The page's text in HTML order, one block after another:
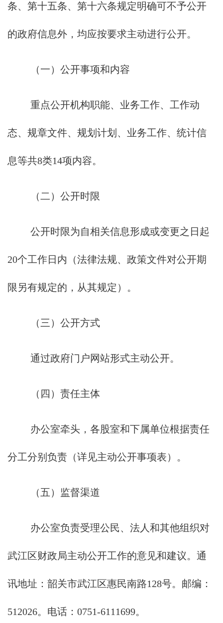
条、第十五条、第十六条规定明确可不予公开
的政府信息外，均应按要求主动进行公开。
（一）公开事项和内容
重点公开机构职能、业务工作、工作动
态、规章文件、规划计划、业务工作、统计信
息等共8类14项内容。
（二）公开时限
公开时限为自相关信息形成或变更之日起
20个工作日内（法律法规、政策文件对公开期
限另有规定的，从其规定）。
（三）公开方式
通过政府门户网站形式主动公开。
（四）责任主体
办公室牵头，各股室和下属单位根据责任
分工分别负责（详见主动公开事项表）。
（五）监督渠道
办公室负责受理公民、法人和其他组织对
武江区财政局主动公开工作的意见和建议。通
讯地址：韶关市武江区惠民南路128号。邮编：
512026。电话：0751-6111699。